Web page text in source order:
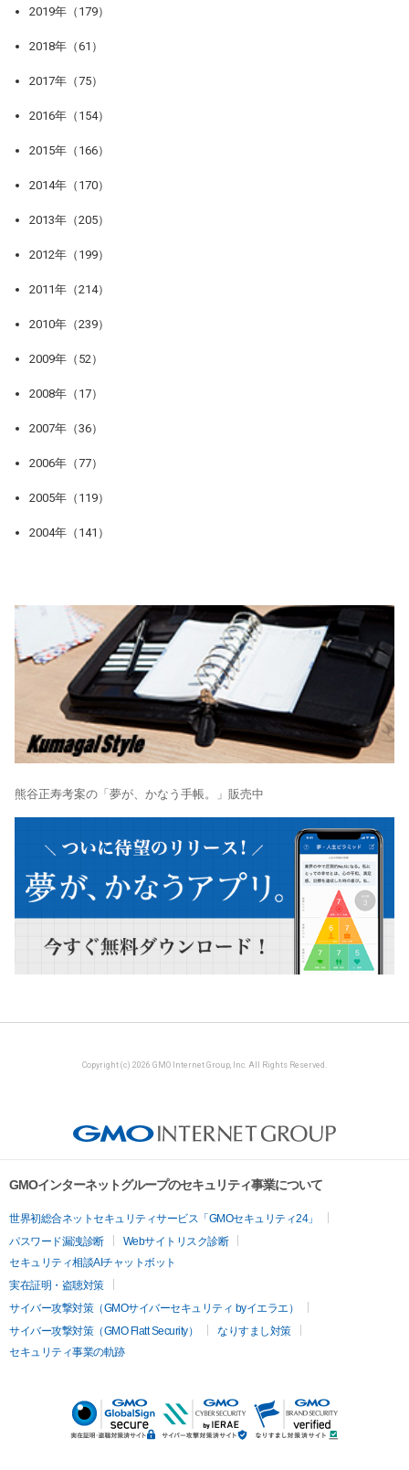
2019年（179）
2018年（61）
2017年（75）
2016年（154）
2015年（166）
2014年（170）
2013年（205）
2012年（199）
2011年（214）
2010年（239）
2009年（52）
2008年（17）
2007年（36）
2006年（77）
2005年（119）
2004年（141）
熊谷正寿考案の「夢が、かなう手帳。」販売中
Copyright (c) 2026 GMO Internet Group, Inc. All Rights Reserved.
GMOインターネットグループのセキュリティ事業について
世界初総合ネットセキュリティサービス「GMOセキュリティ24」
パスワード漏洩診断
Webサイトリスク診断
セキュリティ相談AIチャットボット
実在証明・盗聴対策
サイバー攻撃対策（GMOサイバーセキュリティ byイエラエ）
サイバー攻撃対策（GMO Flatt Security）
なりすまし対策
セキュリティ事業の軌跡